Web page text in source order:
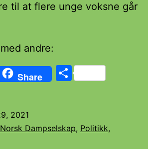
til at flere unge voksne går
andre:
Share Share
2021
Norsk Dampselskap, Politikk,